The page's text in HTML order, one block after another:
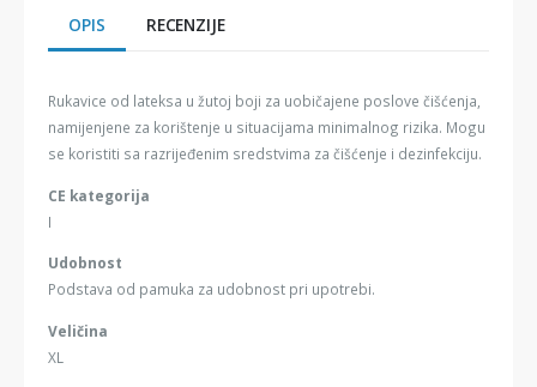
OPIS RECENZIJE
Rukavice od lateksa u žutoj boji za uobičajene poslove čišćenja,
namijenjene za korištenje u situacijama minimalnog rizika. Mogu
se koristiti sa razrijeđenim sredstvima za čišćenje i dezinfekciju.
CE kategorija
I
Udobnost
Podstava od pamuka za udobnost pri upotrebi.
Veličina
XL